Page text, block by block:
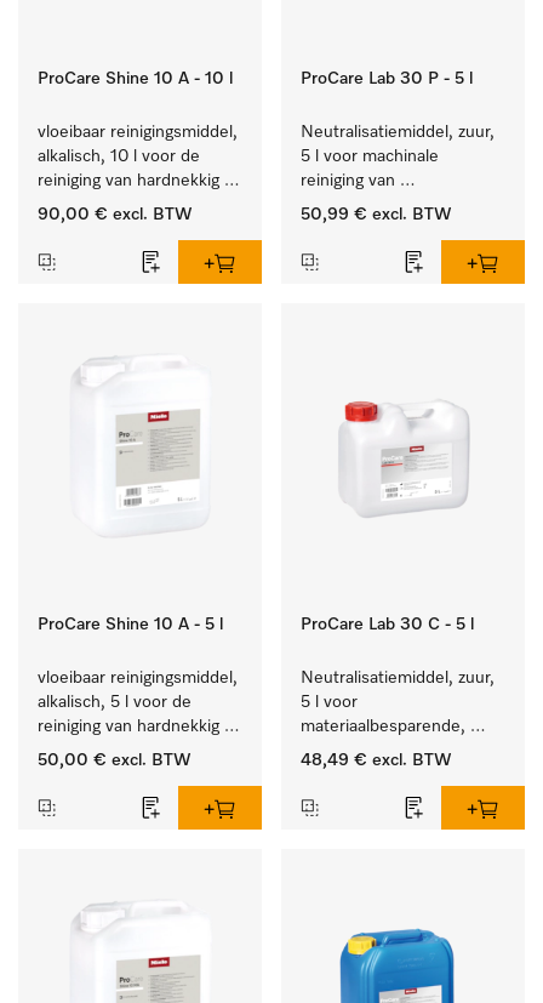
ProCare Shine 10 A - 10 l
vloeibaar reinigingsmiddel,
alkalisch, 10 l voor de
reiniging van hardnekkig
vuil op serviesgoed,
90,00 € excl. BTW
ProCare Lab 30 P - 5 l
Neutralisatiemiddel, zuur,
5 l voor machinale
reiniging van
laboratoriumglaswerk en -
50,99 € excl. BTW
ProCare Shine 10 A - 5 l
vloeibaar reinigingsmiddel,
alkalisch, 5 l voor de
reiniging van hardnekkig
vuil op serviesgoed,
50,00 € excl. BTW
ProCare Lab 30 C - 5 l
Neutralisatiemiddel, zuur,
5 l voor
materiaalbesparende,
machinale reiniging van
gerei.
48,49 € excl. BTW